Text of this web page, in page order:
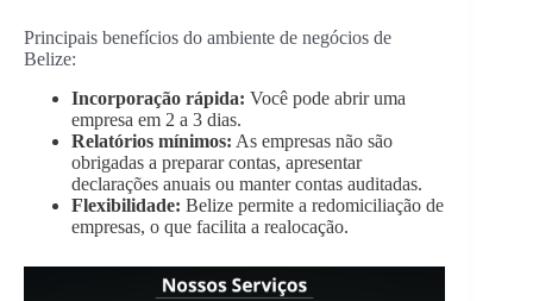
Principais benefícios do ambiente de negócios de
Belize:
Incorporação rápida: Você pode abrir uma
empresa em 2 a 3 dias.
Relatórios mínimos: As empresas não são
obrigadas a preparar contas, apresentar
declarações anuais ou manter contas auditadas.
Flexibilidade: Belize permite a redomiciliação de
empresas, o que facilita a realocação.